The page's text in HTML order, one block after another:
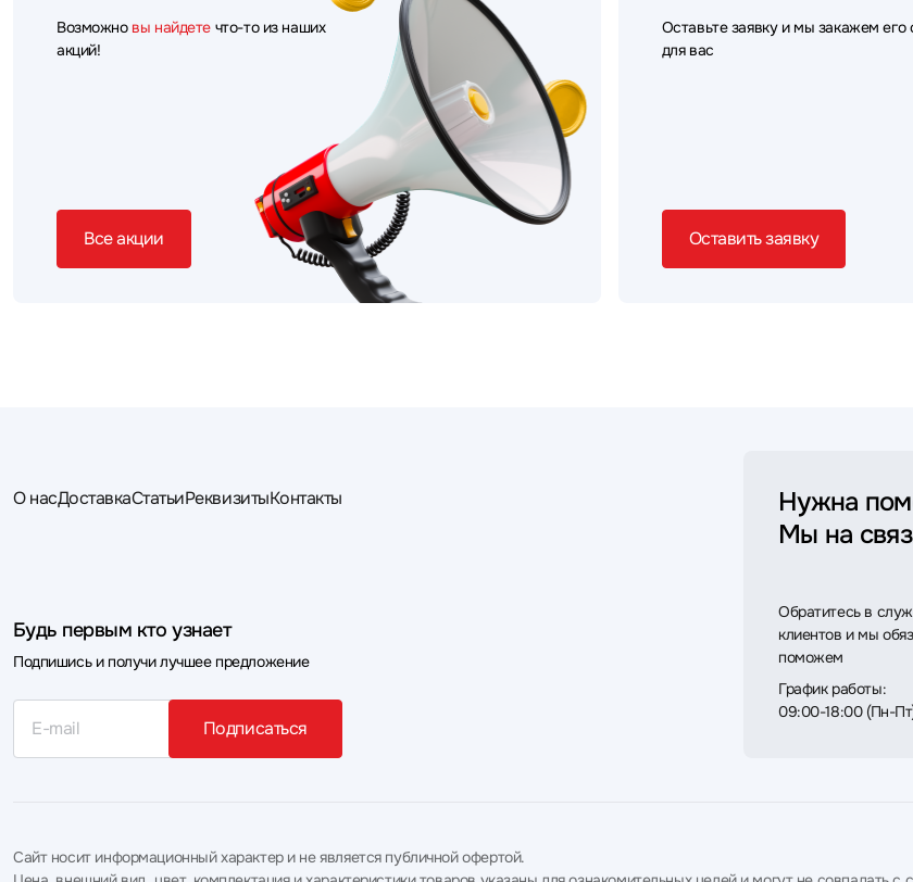
Возможно вы найдете что-то из наших
акций!
Все акции
Оставьте заявку и мы закажем его
для вас
Оставить заявку
О насДоставкаСтатьиРеквизитыКонтакты
Будь первым кто узнает
Подпишись и получи лучшее предложение
Подписаться
Нужна
Мы на
Обратитесь в
клиентов и мы
поможем
График работы:
09:00-18:00 (Пн-
Сайт носит информационный характер и не является публичной офертой.